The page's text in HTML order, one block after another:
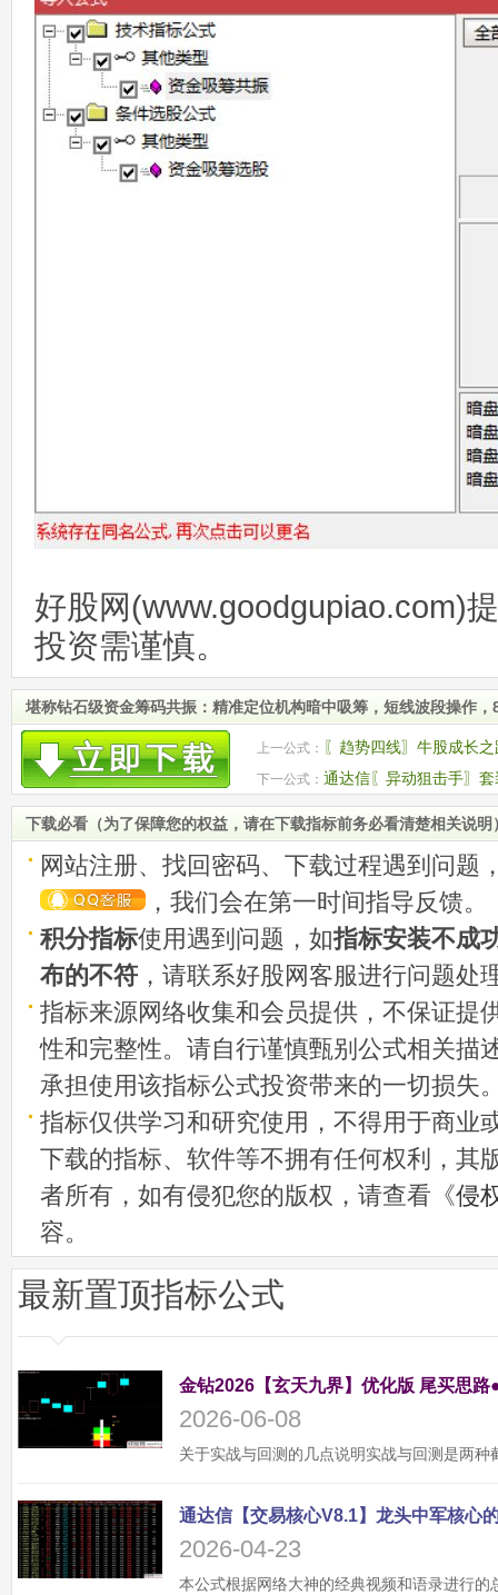
好股网(www.goodgupiao.com)
投资需谨慎。
堪称钻石级资金筹码共振：精准定位机构暗中吸筹，短线波段操作
上一公式： 〖趋势四线〗牛股成长
KDJ,MACD等指标使用
下一公式： 通达信〖异动狙击手〗
机会 源码
下载必看（为了保障您的权益，请在下载指标前务必看清楚相关说明
网站注册、找回密码、下载过程遇到问题
，我们会在第一时间指导反馈。
积分指标使用遇到问题，如指标安装不成
布的不符 ，请联系好股网客服进行问题处
指标来源网络收集和会员提供，不保证提
性和完整性。请自行谨慎甄别公式相关描
承担使用该指标公式投资带来的一切损失
指标仅供学习和研究使用，不得用于商业
下载的指标、软件等不拥有任何权利，其
者所有，如有侵犯您的版权，请查看《侵
容。
最新置顶指标公式
金钻2026【玄天九界】优化版 尾买思
2026-06-08
2026-04-23